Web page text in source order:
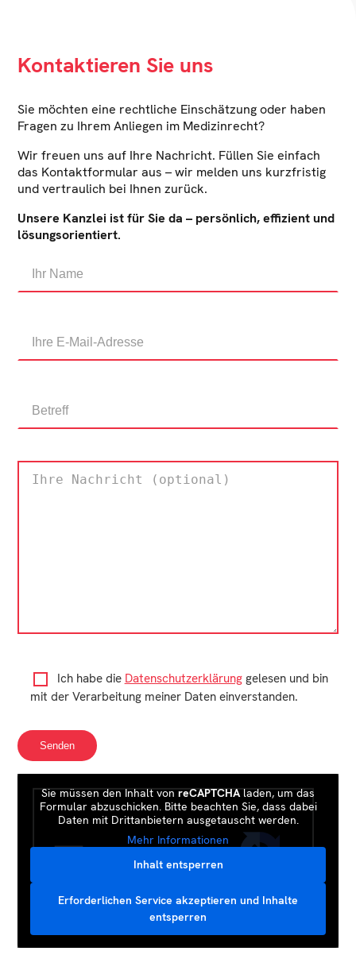
Kontaktieren Sie uns
Sie möchten eine rechtliche Einschätzung oder haben
Fragen zu Ihrem Anliegen im Medizinrecht?
Wir freuen uns auf Ihre Nachricht. Füllen Sie einfach
das Kontaktformular aus – wir melden uns kurzfristig
und vertraulich bei Ihnen zurück.
Unsere Kanzlei ist für Sie da – persönlich, effizient und
lösungsorientiert.
Ich habe die Datenschutzerklärunggelesen und bin
mit der Verarbeitung meiner Daten einverstanden.
Sie müssen den Inhalt vonreCAPTCHAladen, um das
Formular abzuschicken. Bitte beachten Sie, dass dabei
Daten mit Drittanbietern ausgetauscht werden.
Mehr Informationen
Inhalt entsperren
Erforderlichen Service akzeptieren und Inhalte
entsperren